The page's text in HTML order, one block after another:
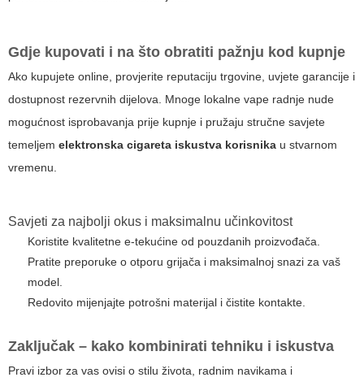
Gdje kupovati i na što obratiti pažnju kod kupnje
Ako kupujete online, provjerite reputaciju trgovine, uvjete garancije i
dostupnost rezervnih dijelova. Mnoge lokalne vape radnje nude
mogućnost isprobavanja prije kupnje i pružaju stručne savjete
temeljem elektronska cigareta iskustva korisnika u stvarnom
vremenu.
Savjeti za najbolji okus i maksimalnu učinkovitost
Koristite kvalitetne e-tekućine od pouzdanih proizvođača.
Pratite preporuke o otporu grijača i maksimalnoj snazi za vaš
model.
Redovito mijenjajte potrošni materijal i čistite kontakte.
Zaključak – kako kombinirati tehniku i iskustva
Pravi izbor za vas ovisi o stilu života, radnim navikama i